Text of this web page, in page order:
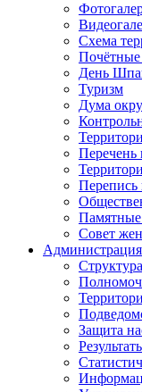
Схема
Почётные
День
Туризм
Дума
Перечень
Перепись
Памятные
Совет
Администрация
Защита